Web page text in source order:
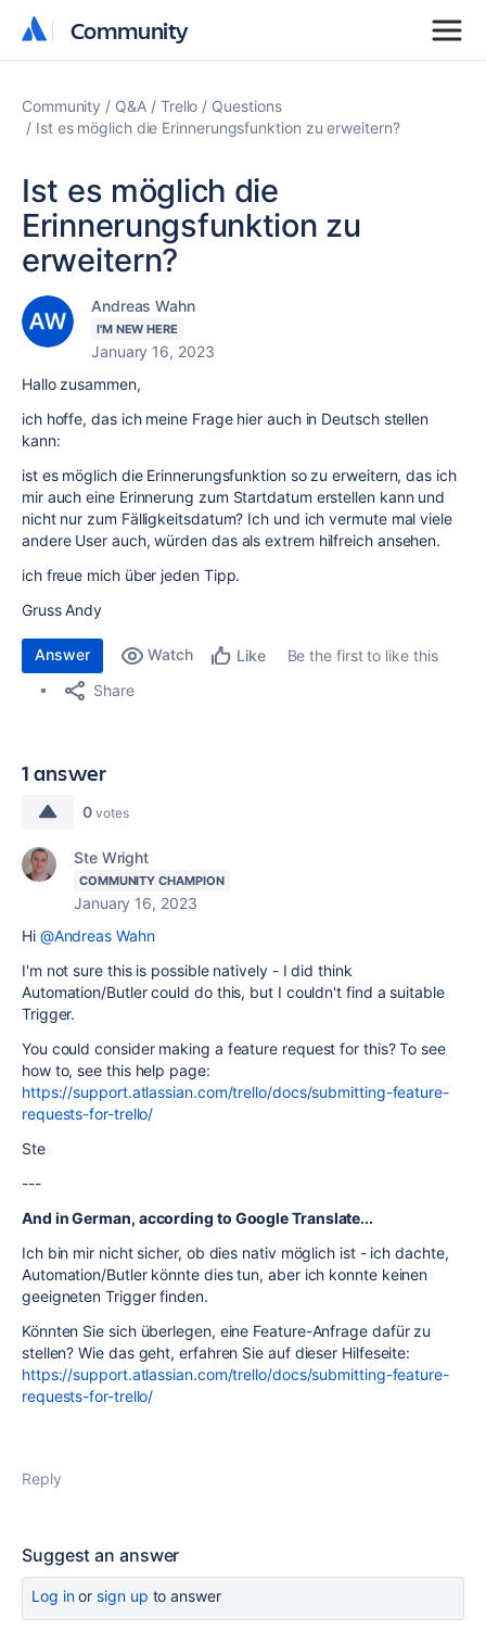
Community
Community
Community Q&A Trello
Questions
Ist es möglich die Erinnerungsfunktion zu erweitern?
Ist es möglich die
Erinnerungsfunktion zu
erweitern?
Andreas Wahn
I'M NEW HERE
January 16, 2023
Hallo zusammen,
ich hoffe, das ich meine Frage hier auch in Deutsch stellen
kann:
ist es möglich die Erinnerungsfunktion so zu erweitern, das ich
mir auch eine Erinnerung zum Startdatum erstellen kann und
nicht nur zum Fälligkeitsdatum? Ich und ich vermute mal viele
andere User auch, würden das als extrem hilfreich ansehen.
ich freue mich über jeden Tipp.
Gruss Andy
Answer Watch Like
Be the first to like this
Share
1 answer
0 votes
Ste Wright
COMMUNITY CHAMPION
January 16, 2023
Hi @Andreas Wahn
I'm not sure this is possible natively - I did think
Automation/Butler could do this, but I couldn't find a suitable
Trigger.
You could consider making a feature request for this? To see
how to, see this help page:
https://support.atlassian.com/trello/docs/submitting-feature-
requests-for-trello/
Ste
---
And in German, according to Google Translate...
Ich bin mir nicht sicher, ob dies nativ möglich ist - ich dachte,
Automation/Butler könnte dies tun, aber ich konnte keinen
geeigneten Trigger finden.
Könnten Sie sich überlegen, eine Feature-Anfrage dafür zu
stellen? Wie das geht, erfahren Sie auf dieser Hilfeseite:
https://support.atlassian.com/trello/docs/submitting-feature-
requests-for-trello/
Reply
Suggest an answer
Log inor sign up to answer